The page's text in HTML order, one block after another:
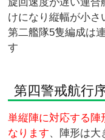
旋回速度が遅い連合
けになり縦幅が小さ
第二艦隊5隻編成は
す
第四警戒航行
単縦陣に対応する陣
なります、陣形は大